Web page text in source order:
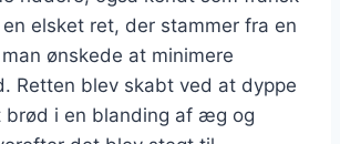
elsket ret, der stammer fra en
ønskede at minimere
Retten blev skabt ved at dyppe
brød i en blanding af æg og